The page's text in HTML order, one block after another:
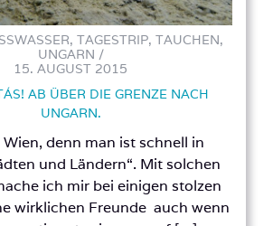
TAGESTRIP, TAUCHEN, U
NGARN /
15. AUGUST 2015
AB ÜBER DIE GRENZE NACH
UNGARN.
Wien, denn man ist schnell in
und Ländern“. Mit solchen
ich mir bei einigen stolzen
wirklichen Freunde auch wenn